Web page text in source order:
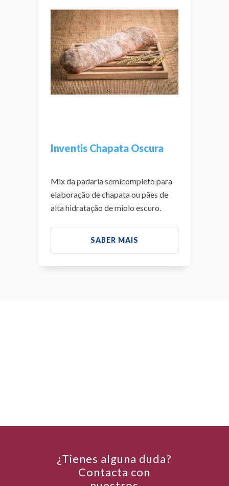
Inventis Chapata Oscura
Mix da padaria semicompleto para
elaboração de chapata ou pães de
alta hidratação de miolo escuro.
SABER MAIS
¿Tienes alguna duda?
Contacta con